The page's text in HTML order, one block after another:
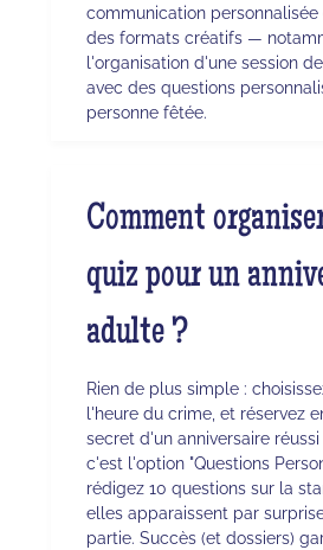
communication personnalisée
des formats créatifs —
l'organisation d'une session
avec des questions
personne fêtée.
Comment
quiz pour un
adulte ?
Rien de plus simple :
l'heure du crime, et réservez
secret d'un anniversaire réussi
c'est l'option "Questions
rédigez 10 questions sur la
elles apparaissent par
partie. Succès (et dossiers)